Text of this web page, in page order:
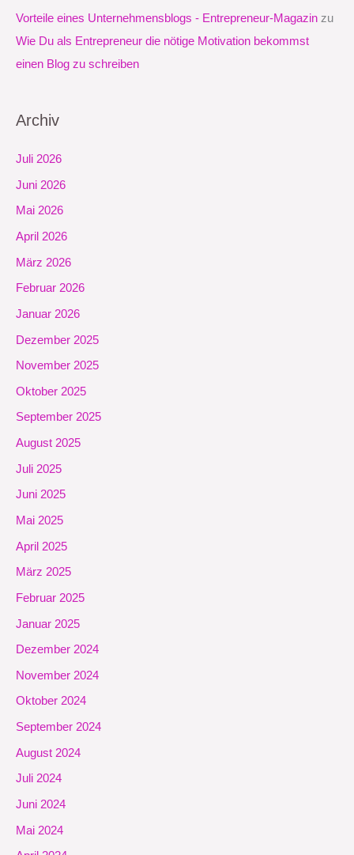
Vorteile eines Unternehmensblogs - Entrepreneur-Magazin zu
Wie Du als Entrepreneur die nötige Motivation bekommst
einen Blog zu schreiben
Archiv
Juli 2026
Juni 2026
Mai 2026
April 2026
März 2026
Februar 2026
Januar 2026
Dezember 2025
November 2025
Oktober 2025
September 2025
August 2025
Juli 2025
Juni 2025
Mai 2025
April 2025
März 2025
Februar 2025
Januar 2025
Dezember 2024
November 2024
Oktober 2024
September 2024
August 2024
Juli 2024
Juni 2024
Mai 2024